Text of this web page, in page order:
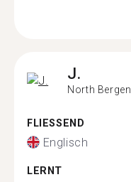
J.
North Bergen
FLIESSEND
Englisch
LERNT